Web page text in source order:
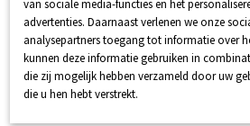
Inloggen Registreren
van sociale media-functies en het
advertenties. Daarnaast verlenen we onze
analysepartners toegang tot informatie over
kunnen deze informatie gebruiken in
die zij mogelijk hebben verzameld door uw
die u hen hebt verstrekt.